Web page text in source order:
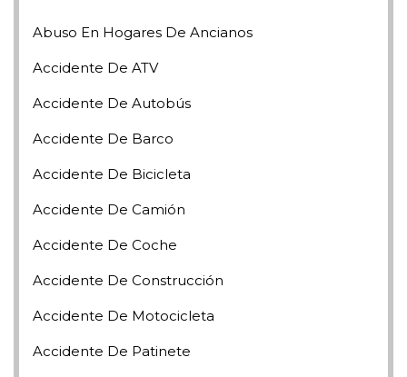
Abuso En Hogares De Ancianos
Accidente De ATV
Accidente De Autobús
Accidente De Barco
Accidente De Bicicleta
Accidente De Camión
Accidente De Coche
Accidente De Construcción
Accidente De Motocicleta
Accidente De Patinete